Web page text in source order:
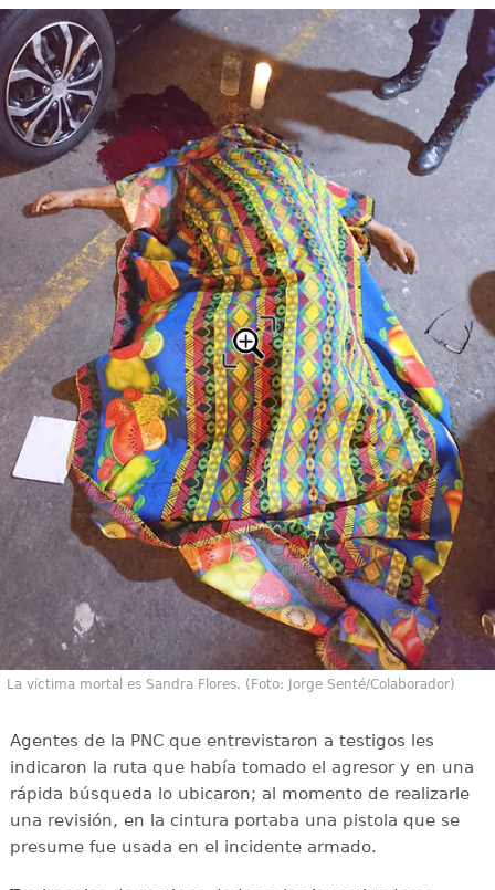
La víctima mortal es Sandra Flores. (Foto: Jorge Senté/Colaborador)
Agentes de la PNC que entrevistaron a testigos les
indicaron la ruta que había tomado el agresor y en una
rápida búsqueda lo ubicaron; al momento de realizarle
una revisión, en la cintura portaba una pistola que se
presume fue usada en el incidente armado.